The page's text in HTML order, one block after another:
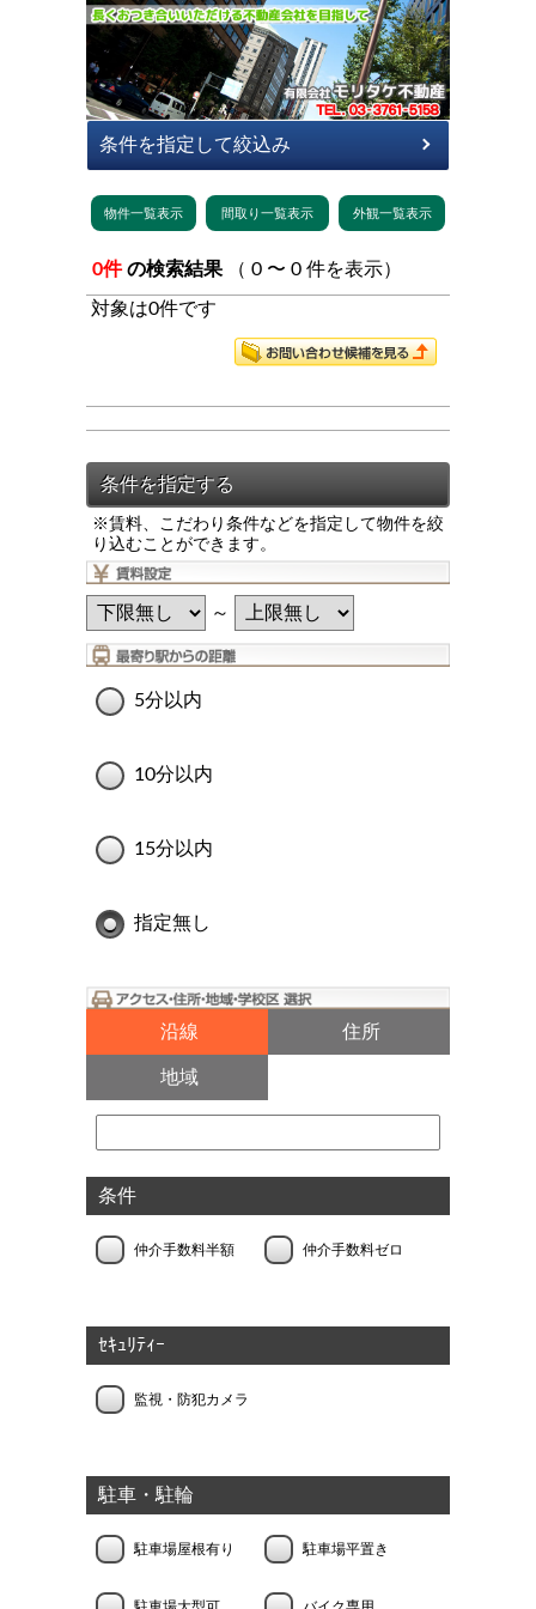
0件 の検索結果 （ 0 〜 0 件を表示）
対象は0件です
※賃料、こだわり条件などを指定して物件を絞
り込むことができます。
～
5分以内
10分以内
15分以内
指定無し
沿線 住所
地域
条件
仲介手数料半額 仲介手数料ゼロ
ｾｷｭﾘﾃｨｰ
監視・防犯カメラ
駐車・駐輪
駐車場屋根有り 駐車場平置き
駐車場大型可 バイク専用